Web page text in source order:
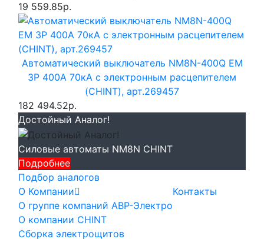
19 559.85р.
Автоматический выключатель NM8N-400Q EM
3P 400А 70кА с электронным расцепителем
(CHINT), арт.269457
182 494.52р.
Достойный Аналог!
Силовые автоматы NM8N CHINT
Подробнее
Подбор аналогов
О Компании
О группе компаний АВР-Электро
О компании CHINT
Сборка электрощитов
Контакты